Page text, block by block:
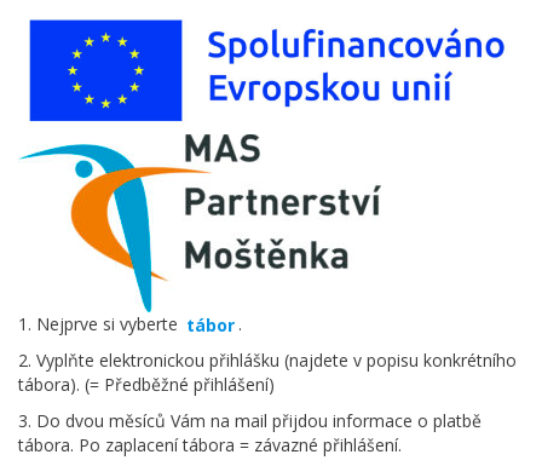
1. Nejprve si vyberte tábor .
2. Vyplňte elektronickou přihlášku (najdete v popisu konkrétního
tábora). (= Předběžné přihlášení)
3. Do dvou měsíců Vám na mail přijdou informace o platbě
tábora. Po zaplacení tábora = závazné přihlášení.